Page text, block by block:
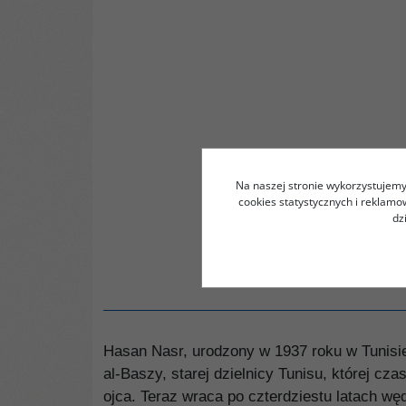
Hasan Nasr, urodzony w 1937 roku w
al-Baszy, starej dzielnicy Tunisu, której
ojca. Teraz wraca po czterdziestu latach
Na naszej stronie
cookies statystycznych i